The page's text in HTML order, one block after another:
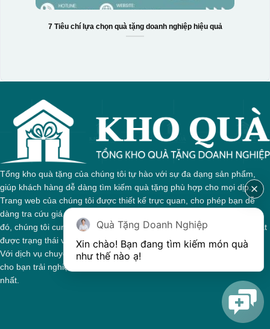
7 Tiêu chí lựa chọn quà tặng doanh nghiệp hiệu quả
Tổng kho quà tặng của chúng tôi tự hào với sự đa dạng sản phẩm,
giúp khách hàng dễ dàng tìm kiếm quà tặng phù hợp cho mọi dịp.
Trang web của chúng tôi được thiết kế trực quan, cho phép bạn dễ
dàng tra cứu giá cả và thông tin chi tiết về từng sản phẩm. Bên cạnh
đó, chúng tôi cung cấp hệ thống theo dõi đơn hàng, giúp bạn nắm bắt
được trạng thái và giai đoạn xử lý của đơn hàng một cách thuận tiện.
Với dịch vụ chuyên nghiệp và tận tâm, chúng tôi cam kết mang đến
cho bạn trải nghiệm mua sắm tuyệt vời và những món quà ý nghĩa
nhất.
Quà Tặng Doanh Nghiệp
Xin chào! Bạn đang tìm kiếm món quà
như thế nào ạ!